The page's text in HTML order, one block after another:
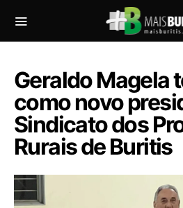
Geraldo Magela
como novo
Sindicato dos
Rurais de Buritis